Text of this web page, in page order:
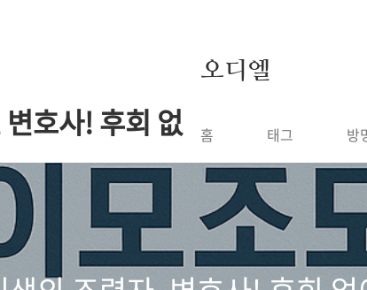
호사! 후회 없
오디엘
홈 태그 방